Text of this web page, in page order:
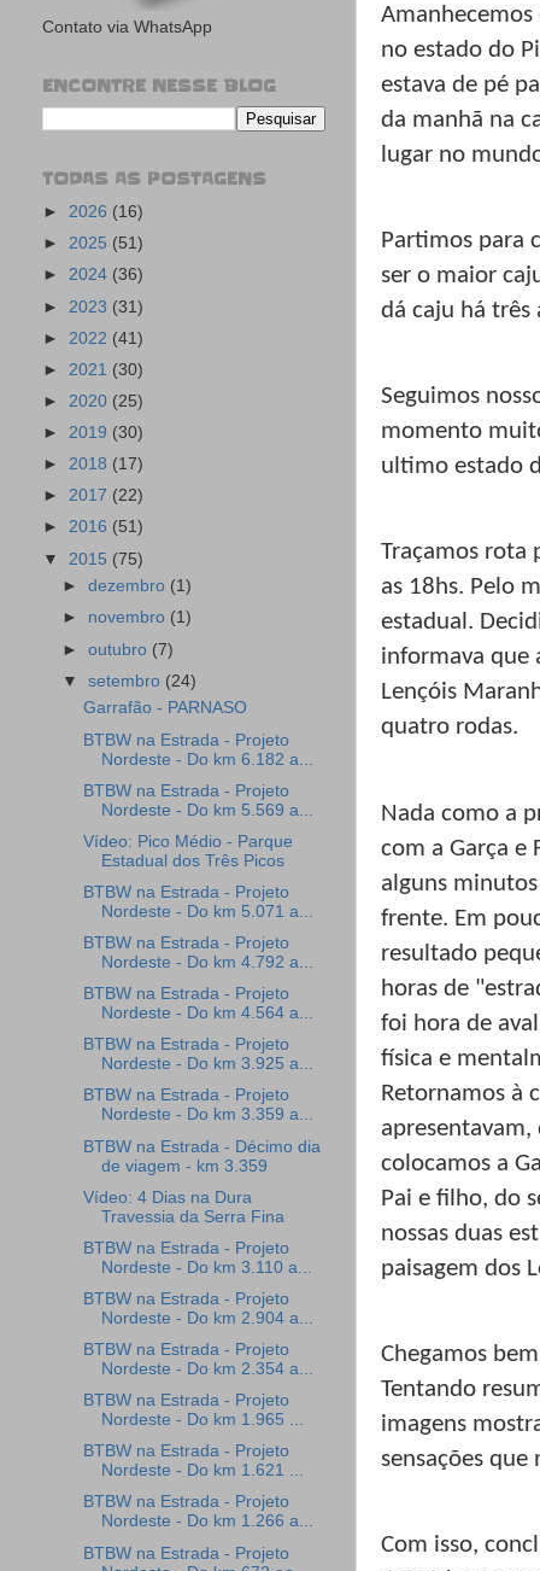
no estado do
estava de pé
da manhã na
lugar no
Partimos para
ser o maior
dá caju há três
Seguimos
momento
ultimo estado
Traçamos rota
as 18hs. Pelo
estadual.
informava que
Lençóis
quatro rodas.
Nada como a
com a Garça e
alguns
frente. Em
resultado
horas de
foi hora de
física e
Retornamos à
colocamos a
Pai e filho, do
nossas duas
paisagem dos
Chegamos
Tentando
imagens
sensações
Com isso,
Contato via WhatsApp
ENCONTRE NESSE BLOG
TODAS AS POSTAGENS
► 2026 (16)
► 2025 (51)
► 2024 (36)
► 2023 (31)
► 2022 (41)
► 2021 (30)
► 2020 (25)
► 2019 (30)
► 2018 (17)
► 2017 (22)
► 2016 (51)
▼ 2015 (75)
►dezembro (1)
► novembro (1)
►outubro (7)
▼setembro (24)
Garrafão - PARNASO
BTBW na Estrada - Projeto
Nordeste - Do km 6.182 a...
BTBW na Estrada - Projeto
Nordeste - Do km 5.569 a...
Vídeo: Pico Médio - Parque
Estadual dos Três Picos
BTBW na Estrada - Projeto
Nordeste - Do km 5.071 a...
BTBW na Estrada - Projeto
Nordeste - Do km 4.792 a...
BTBW na Estrada - Projeto
Nordeste - Do km 4.564 a...
BTBW na Estrada - Projeto
Nordeste - Do km 3.925 a...
BTBW na Estrada - Projeto
Nordeste - Do km 3.359 a...
BTBW na Estrada - Décimo dia
de viagem - km 3.359
Vídeo: 4 Dias na Dura
Travessia da Serra Fina
BTBW na Estrada - Projeto
Nordeste - Do km 3.110 a...
BTBW na Estrada - Projeto
Nordeste - Do km 2.904 a...
BTBW na Estrada - Projeto
Nordeste - Do km 2.354 a...
BTBW na Estrada - Projeto
Nordeste - Do km 1.965 ...
BTBW na Estrada - Projeto
Nordeste - Do km 1.621 ...
BTBW na Estrada - Projeto
Nordeste - Do km 1.266 a...
BTBW na Estrada - Projeto